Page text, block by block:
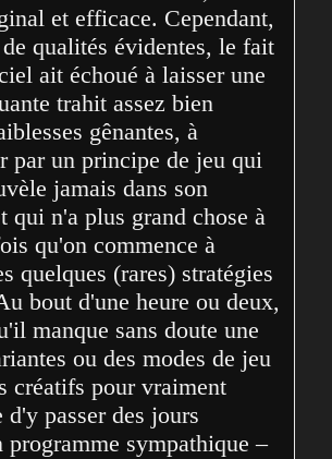
et efficace. Cependant,
qualités évidentes, le fait
ait échoué à laisser une
trahit assez bien
gênantes, à
par un principe de jeu qui
jamais dans son
qui n'a plus grand chose à
qu'on commence à
quelques (rares) stratégies
bout d'une heure ou deux,
manque sans doute une
ou des modes de jeu
créatifs pour vraiment
passer des jours
programme sympathique –